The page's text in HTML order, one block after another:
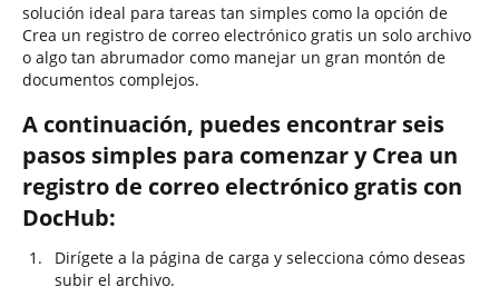
solución ideal para tareas tan simples como la opción de
Crea un registro de correo electrónico gratis un solo archivo
o algo tan abrumador como manejar un gran montón de
documentos complejos.
A continuación, puedes encontrar seis
pasos simples para comenzar y Crea un
registro de correo electrónico gratis con
DocHub:
Dirígete a la página de carga y selecciona cómo deseas
subir el archivo.